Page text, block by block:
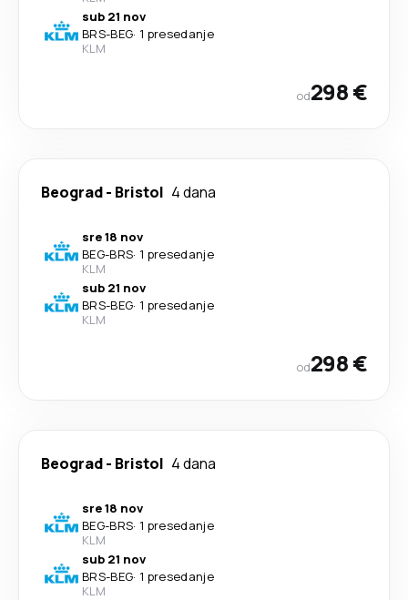
sub 21 nov
BRS-BEG· 1 presedanje
KLM
od298 €
Beograd- Bristol 4 dana
sre 18 nov
BEG-BRS· 1 presedanje
KLM
sub 21 nov
BRS-BEG· 1 presedanje
KLM
od298 €
Beograd- Bristol 4 dana
sre 18 nov
BEG-BRS· 1 presedanje
KLM
sub 21 nov
BRS-BEG· 1 presedanje
KLM